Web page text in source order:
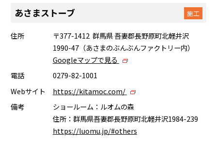
あさまストーブ 施工
住所
〒377-1412 群馬県 吾妻郡長野原町北軽井沢
1990-47（あさまのぶんぶんファクトリー内）
Googleマップで見る
電話
0279-82-1001
Webサイト
https://kitamoc.com/
備考
ショールーム：ルオムの森
住所：群馬県吾妻郡長野原町北軽井沢1984-239
https://luomu.jp/#others